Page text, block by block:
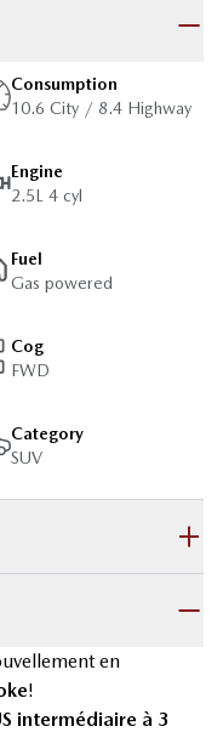
Consumption
10.6 City / 8.4 Highway
Engine
2.5L 4 cyl
Fuel
Gas powered
Cog
FWD
Category
SUV
en
!
intermédiaire à 3